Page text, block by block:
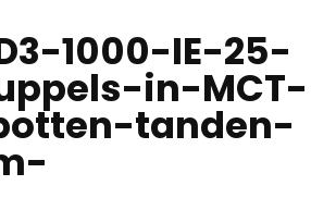
1000-IE-25-
in-MCT-
tanden-